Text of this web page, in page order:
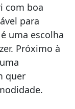
com boa
para
uma escolha
Próximo à
quer